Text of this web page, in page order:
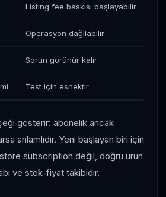
Listing fee baskısı başlayabilir
Operasyon dağılabilir
Sorun görünür kalır
Test için esnektir
gösterir: abonelik ancak
anlamlıdır. Yeni başlayan biri için
store subscription değil, doğru ürün
ve stok-fiyat takibidir.